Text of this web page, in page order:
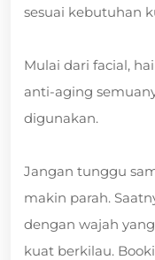
sesuai kebutuhan
Mulai dari facial,
anti-aging
digunakan.
Jangan tunggu
makin parah.
dengan wajah
kuat berkilau.